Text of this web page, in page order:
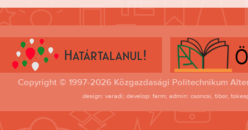
Copyright © 1997-2026 Közgazdasági Politechnikum
design: varadi; develop: farm; admin: csoncsi, tibor,